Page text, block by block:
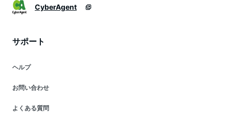
CyberAgent
サポート
ヘルプ
お問い合わせ
よくある質問